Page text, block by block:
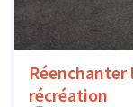
Réenchanter
récréation